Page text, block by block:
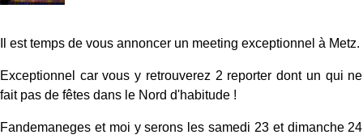
Il est temps de vous annoncer un meeting exceptionnel à Metz.
Exceptionnel car vous y retrouverez 2 reporter dont un qui ne
fait pas de fêtes dans le Nord d'habitude !
Fandemaneges et moi y serons les samedi 23 et dimanche 24